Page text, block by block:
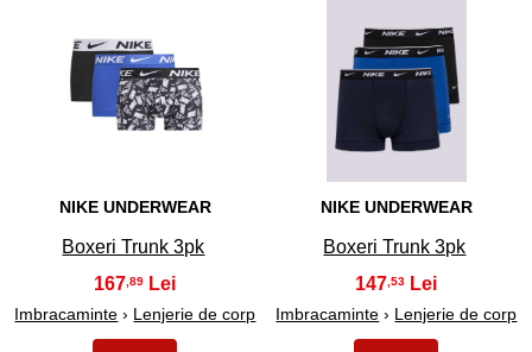
23
NIKE UNDERWEAR
Boxeri Trunk 3pk
167 ,89
Imbracaminte › Lenjerie de corp
NIKE UNDERWEAR
Boxeri Trunk 3pk
147 ,53
Imbracaminte › Lenjerie de corp